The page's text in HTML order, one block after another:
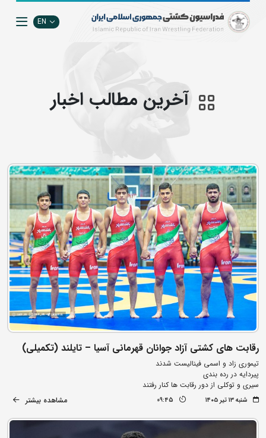
EN
آخرین مطالب اخبار
رقابت های کشتی آزاد جوانان قهرمانی آسیا – تایلند (تکمیلی)
تیموری زاد و اسمی فینالیست شدند
پیردایه در رده بندی
سیری و توکلی از دور رقابت ها کنار رفتند
شنبه ۱۳ تیر ۱۴۰۵ 09:45 مشاهده بیشتر